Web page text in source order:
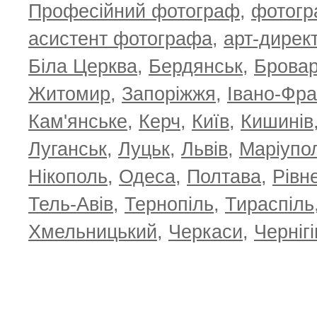
Професійний фотограф,
асистент фотографа, арт-
Біла Церква, Бердянськ,
Житомир, Запоріжжя, Івано-
Кам'янське, Керч, Київ, Кишинів
Луганськ, Луцьк, Львів,
Нікополь, Одеса, Полтава,
Тель-Авів, Тернопіль, Тираспіль
Хмельницький, Черкаси,